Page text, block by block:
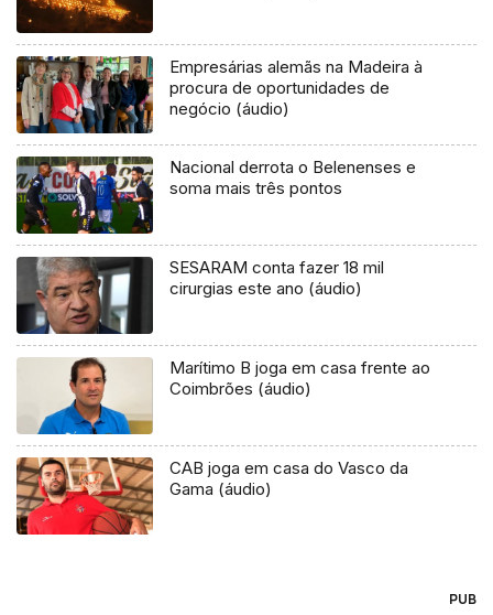
Empresárias alemãs na Madeira à
procura de oportunidades de
negócio (áudio)
Nacional derrota o Belenenses e
soma mais três pontos
SESARAM conta fazer 18 mil
cirurgias este ano (áudio)
Marítimo B joga em casa frente ao
Coimbrões (áudio)
CAB joga em casa do Vasco da
Gama (áudio)
PUB